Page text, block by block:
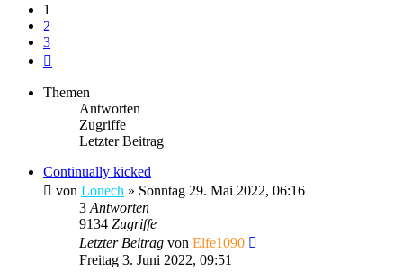
1
2
3
Themen
Antworten
Zugriffe
Letzter Beitrag
Continually kicked
von Lonech » Sonntag 29. Mai 2022, 06:16
3 Antworten
9134 Zugriffe
Letzter Beitrag von Elfe1090
Freitag 3. Juni 2022, 09:51